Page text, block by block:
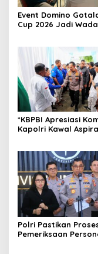
Event Domino
Cup 2026 Jadi
Morotai
*KBPBI Apresiasi
Kapolri Kawal
Polri Pastikan
Pemeriksaan